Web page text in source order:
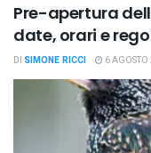
Pre-apertura
date, orari e
DI SIMONE RICCI 6